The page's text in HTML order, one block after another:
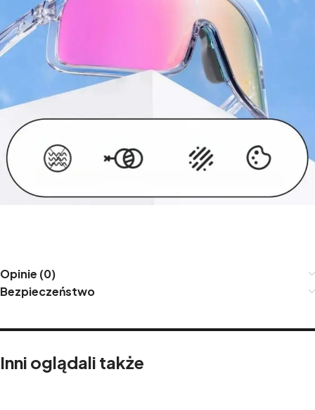
Opinie (0)
Bezpieczeństwo
Inni oglądali także